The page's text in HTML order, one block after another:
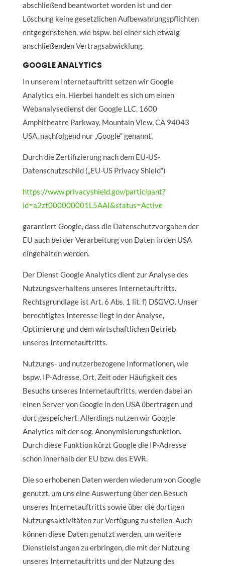
abschließend beantwortet worden ist und der
Löschung keine gesetzlichen Aufbewahrungspflichten
entgegenstehen, wie bspw. bei einer sich etwaig
anschließenden Vertragsabwicklung.
GOOGLE ANALYTICS
In unserem Internetauftritt setzen wir Google
Analytics ein. Hierbei handelt es sich um einen
Webanalysedienst der Google LLC, 1600
Amphitheatre Parkway, Mountain View, CA 94043
USA, nachfolgend nur „Google“ genannt.
Durch die Zertifizierung nach dem EU-US-
Datenschutzschild („EU-US Privacy Shield“)
https://www.privacyshield.gov/participant?
id=a2zt000000001L5AAI&status=Active
garantiert Google, dass die Datenschutzvorgaben der
EU auch bei der Verarbeitung von Daten in den USA
eingehalten werden.
Der Dienst Google Analytics dient zur Analyse des
Nutzungsverhaltens unseres Internetauftritts.
Rechtsgrundlage ist Art. 6 Abs. 1 lit. f) DSGVO. Unser
berechtigtes Interesse liegt in der Analyse,
Optimierung und dem wirtschaftlichen Betrieb
unseres Internetauftritts.
Nutzungs- und nutzerbezogene Informationen, wie
bspw. IP-Adresse, Ort, Zeit oder Häufigkeit des
Besuchs unseres Internetauftritts, werden dabei an
einen Server von Google in den USA übertragen und
dort gespeichert. Allerdings nutzen wir Google
Analytics mit der sog. Anonymisierungsfunktion.
Durch diese Funktion kürzt Google die IP-Adresse
schon innerhalb der EU bzw. des EWR.
Die so erhobenen Daten werden wiederum von Google
genutzt, um uns eine Auswertung über den Besuch
unseres Internetauftritts sowie über die dortigen
Nutzungsaktivitäten zur Verfügung zu stellen. Auch
können diese Daten genutzt werden, um weitere
Dienstleistungen zu erbringen, die mit der Nutzung
unseres Internetauftritts und der Nutzung des